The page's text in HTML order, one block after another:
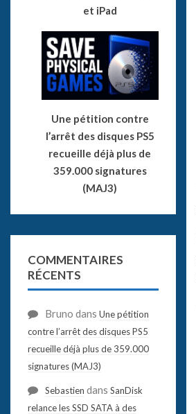
et iPad
Une pétition contre
l’arrêt des disques PS5
recueille déjà plus de
359.000 signatures
(MAJ3)
COMMENTAIRES
RÉCENTS
Bruno dans Une pétition
contre l’arrêt des disques PS5
recueille déjà plus de 359.000
signatures (MAJ3)
Sebastien dans SanDisk
relance les SSD SATA à des